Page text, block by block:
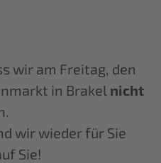
wir am Freitag, den
in Brakel nicht
wir wieder für Sie
Sie!